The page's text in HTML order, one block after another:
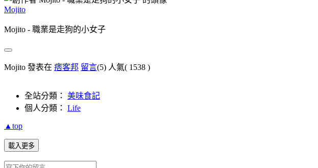
Mojito
Mojito - 職業是走狗的小女子
Mojito 發表在 痞客邦 留言(5) 人氣( 1538 )
全站分類： 美味食記
個人分類： Life
▲top
載入更多